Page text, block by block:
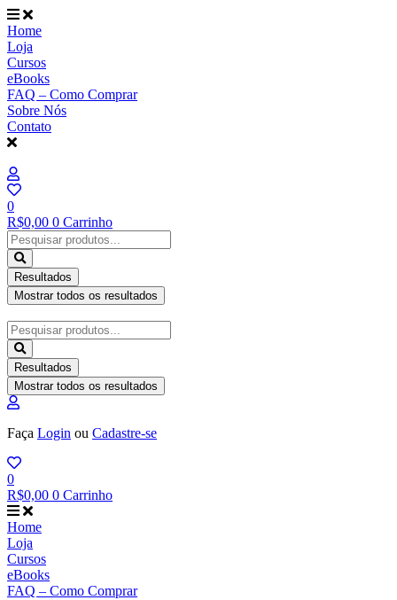
Ir
para
o
conteúdo
Home
Loja
Cursos
eBooks
FAQ – Como Comprar
Sobre Nós
Contato
0
R$0,00 0 Carrinho
Pesquisar
...
Resultados
Mostrar todos os resultados
Pesquisar
...
Resultados
Mostrar todos os resultados
Faça Login ou Cadastre-se
0
R$0,00 0 Carrinho
Home
Loja
Cursos
eBooks
FAQ – Como Comprar